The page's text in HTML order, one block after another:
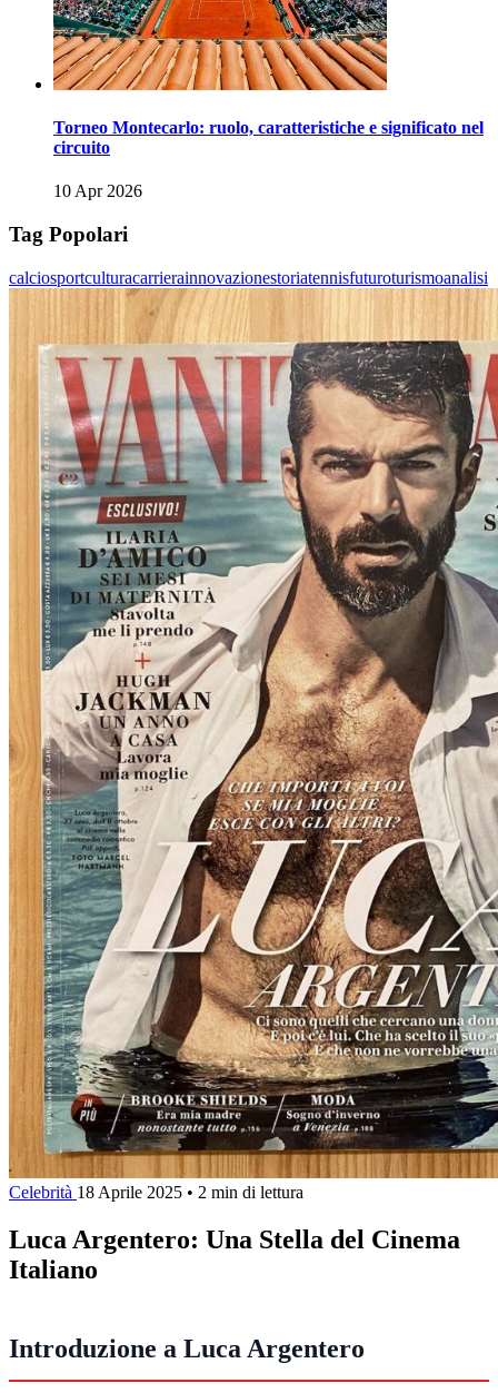
Torneo Montecarlo: ruolo, caratteristiche e significato nel
circuito
10 Apr 2026
Tag Popolari
calciosportculturacarrierainnovazionestoriatennisfuturoturismoanalisi
Celebrità 18 Aprile 2025 • 2 min di lettura
Luca Argentero: Una Stella del Cinema
Italiano
Introduzione a Luca Argentero